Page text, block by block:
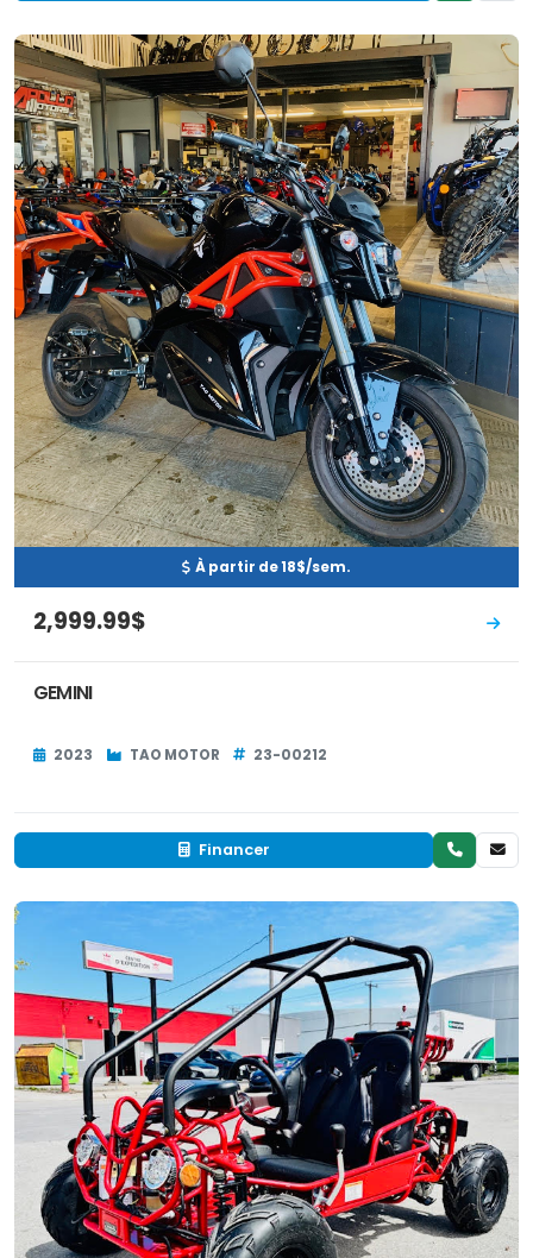
EN INVENTAIRE Neuf
À partir de 18$/sem.
2,999.99$
GEMINI
2023 TAO MOTOR 23-00212
Financer
Neuf